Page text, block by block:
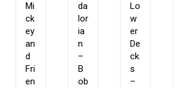
Mi
ck
ey
an
d
Fri
en
da
lor
ia
n
–
B
ob
Lo
w
er
De
ck
s
–